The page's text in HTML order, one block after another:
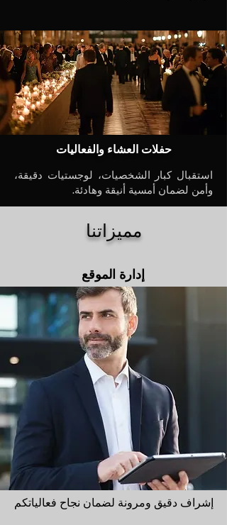
حفلات العشاء والفعاليات
استقبال كبار الشخصيات، لوجستيات دقيقة،
وأمن لضمان أمسية أنيقة وهادئة.
مميزاتنا
إدارة الموقع
إشراف دقيق ومرونة لضمان نجاح فعالياتكم